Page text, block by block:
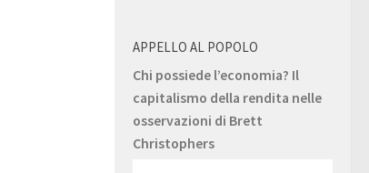
APPELLO AL POPOLO
Chi possiede l’economia? Il
capitalismo della rendita nelle
osservazioni di Brett
Christophers